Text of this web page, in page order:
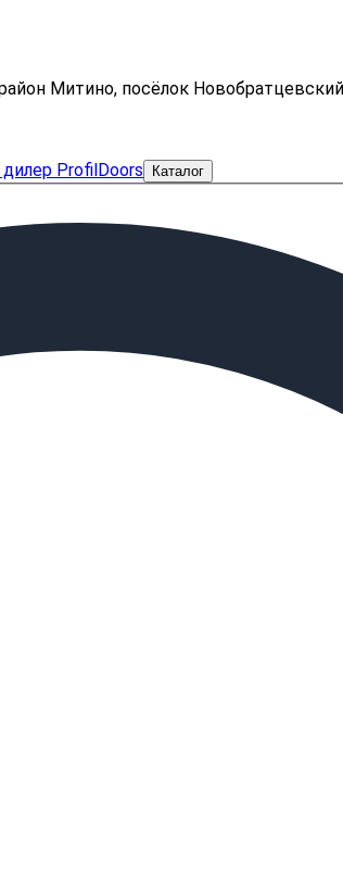
Митино, посёлок Новобратцевский
Каталог